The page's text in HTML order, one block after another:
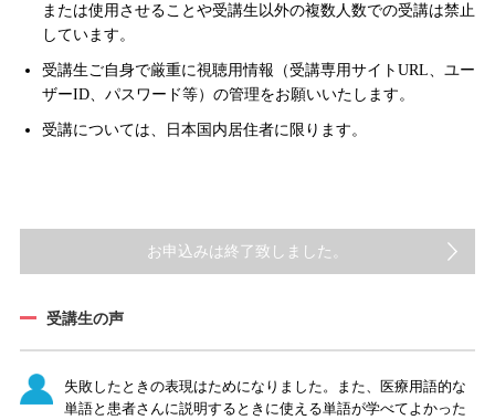
または使用させることや受講生以外の複数人数での受講は禁止
しています。
受講生ご自身で厳重に視聴用情報（受講専用サイトURL、ユー
ザーID、パスワード等）の管理をお願いいたします。
受講については、日本国内居住者に限ります。
お申込みは終了致しました。
受講生の声
失敗したときの表現はためになりました。また、医療用語的な
単語と患者さんに説明するときに使える単語が学べてよかった